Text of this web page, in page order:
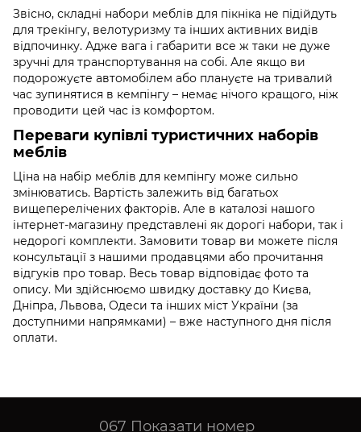
Звісно, складні набори меблів для пікніка не підійдуть
для трекінгу, велотуризму та інших активних видів
відпочинку. Адже вага і габарити все ж таки не дуже
зручні для транспортування на собі. Але якщо ви
подорожуєте автомобілем або плануєте на тривалий
час зупинятися в кемпінгу – немає нічого кращого, ніж
проводити цей час із комфортом.
Переваги купівлі туристичних наборів
меблів
Ціна на набір меблів для кемпінгу може сильно
змінюватись. Вартість залежить від багатьох
вищеперелічених факторів. Але в каталозі нашого
інтернет-магазину представлені як дорогі набори, так і
недорогі комплекти. Замовити товар ви можете після
консультації з нашими продавцями або прочитання
відгуків про товар. Весь товар відповідає фото та
опису. Ми здійснюємо швидку доставку до Києва,
Дніпра, Львова, Одеси та інших міст України (за
доступними напрямками) – вже наступного дня після
оплати.
067 Показати номер